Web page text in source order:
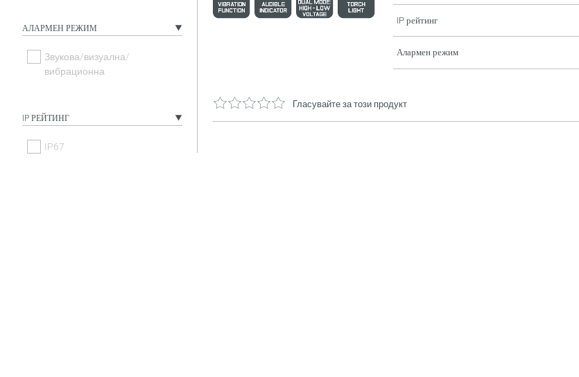
АЛАРМЕН РЕЖИМ
Звукова/визуална/
вибрационна
IP РЕЙТИНГ
IP67
IP рейтинг
Алармен режим
Гласувайте за този продукт